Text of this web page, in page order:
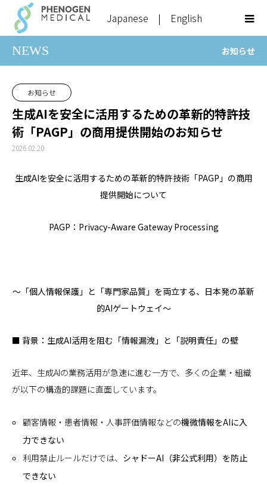
Japanese | English
NEWS お知らせ
お知らせ
生成AIを安全に活用するための革新的特許技
術「PAGP」の商用提供開始のお知らせ
2026.02.20
生成AIを安全に活用するための革新的特許技術「PAGP」の商用
提供開始について
PAGP：Privacy-Aware Gateway Processing
～「個人情報保護」と「専門家品質」を両立する、日本発の革新
的AIゲートウェイ～
■ 背景：生成AI活用を阻む「情報漏洩」と「説明責任」の壁
近年、生成AIの業務活用が急速に進む一方で、多くの企業・組織
が以下の構造的課題に直面しています。
顧客情報・患者情報・人事評価情報などの機微情報をAIに入
力できない
利用禁止ルールだけでは、 シャドーAI（非公式利用）を防止
できない